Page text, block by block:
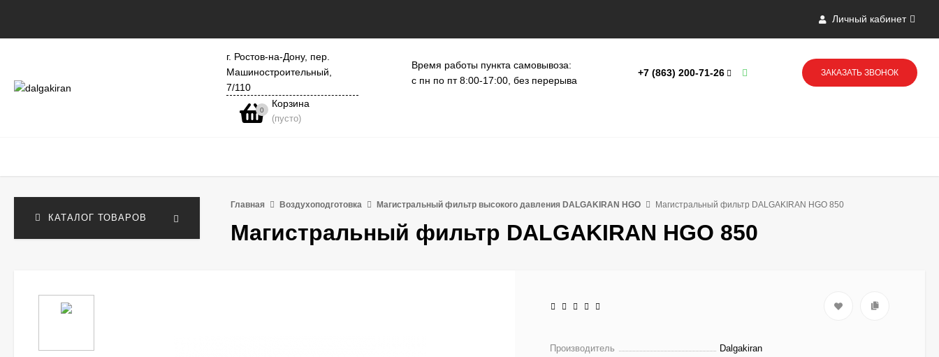
Личный кабинет
г. Ростов-на-Дону, пер.
Машиностроительный,
7/110
Время работы пункта самовывоза:
с пн по пт 8:00-17:00, без перерыва
+7 (863) 200-71-26 ЗАКАЗАТЬ ЗВОНОК
0
Корзина
(пусто)
КАТАЛОГ ТОВАРОВ
Главная Воздухоподготовка Магистральный фильтр высокого давления DALGAKIRAN HGO Магистральный фильтр DALGAKIRAN HGO 850
Магистральный фильтр DALGAKIRAN HGO 850
Производитель
Dalgakiran